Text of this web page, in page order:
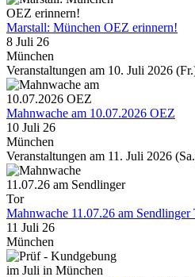
Marstall: München OEZ erinnern!
8 Juli 26
München
Veranstaltungen am 10. Juli 2026
Mahnwache am 10.07.2026 OEZ
10 Juli 26
München
Veranstaltungen am 11. Juli 2026
Mahnwache 11.07.26 am Sendlinger
11 Juli 26
München